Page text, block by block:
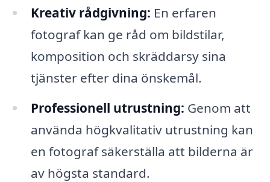
Kreativ rådgivning: En erfaren
fotograf kan ge råd om bildstilar,
komposition och skräddarsy sina
tjänster efter dina önskemål.
Professionell utrustning: Genom att
använda högkvalitativ utrustning kan
en fotograf säkerställa att bilderna är
av högsta standard.